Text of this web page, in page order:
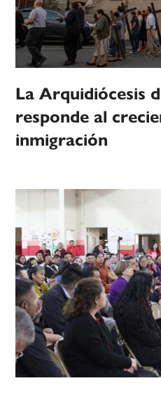
La Arquidiócesis
responde al
inmigración